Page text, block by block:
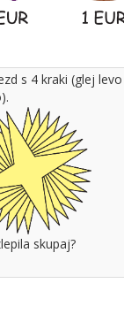
s 4 kraki (glej
skupaj?